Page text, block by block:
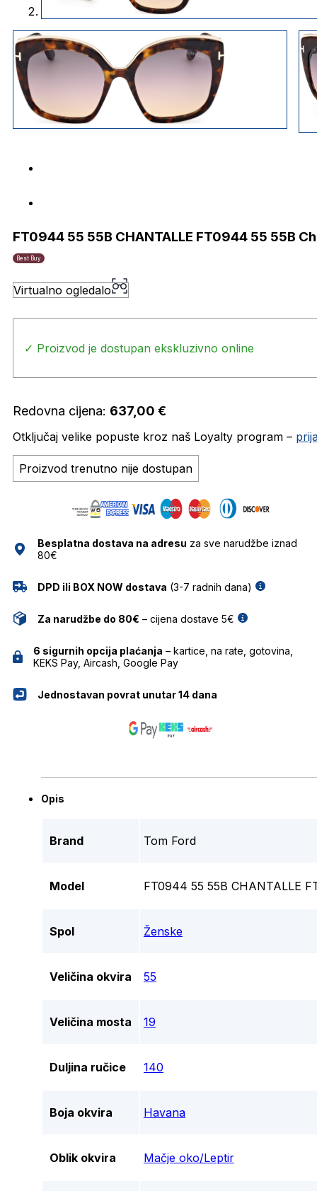
FT0944 55 55B CHANTALLE FT0944 55 55B
Best Buy
Virtualno ogledalo
✓ Proizvod je dostupan ekskluzivno online
Redovna cijena: 637,00 €
Otključaj velike popuste kroz naš Loyalty program –
Proizvod trenutno nije dostupan
Besplatna dostava na adresu za sve narudžbe iznad
80€
DPD ili BOX NOW dostava (3-7 radnih dana)
Za narudžbe do 80€ – cijena dostave 5€
6 sigurnih opcija plaćanja – kartice, na rate, gotovina,
KEKS Pay, Aircash, Google Pay
Jednostavan povrat unutar 14 dana
Opis
Brand Tom Ford
Model FT0944 55 55B CHANTALLE
Spol Ženske
Veličina okvira 55
Veličina mosta 19
Duljina ručice 140
Boja okvira Havana
Oblik okvira Mačje oko/Leptir